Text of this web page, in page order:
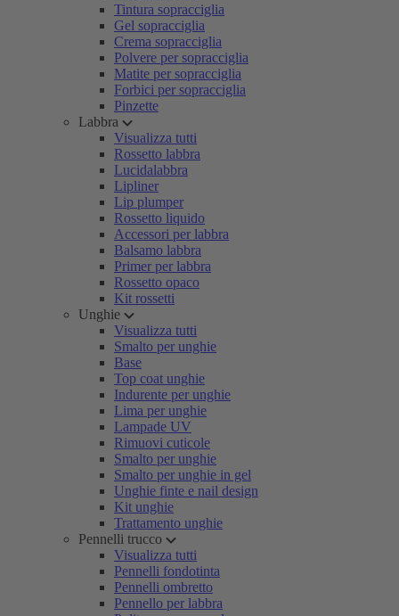
Tintura sopracciglia
Gel sopracciglia
Crema sopracciglia
Polvere per sopracciglia
Matite per sopracciglia
Forbici per sopracciglia
Pinzette
Labbra
Visualizza tutti
Rossetto labbra
Lucidalabbra
Lipliner
Lip plumper
Rossetto liquido
Accessori per labbra
Balsamo labbra
Primer per labbra
Rossetto opaco
Kit rossetti
Unghie
Visualizza tutti
Smalto per unghie
Base
Top coat unghie
Indurente per unghie
Lima per unghie
Lampade UV
Rimuovi cuticole
Smalto per unghie
Smalto per unghie in gel
Unghie finte e nail design
Kit unghie
Trattamento unghie
Pennelli trucco
Visualizza tutti
Pennelli fondotinta
Pennelli ombretto
Pennello per labbra